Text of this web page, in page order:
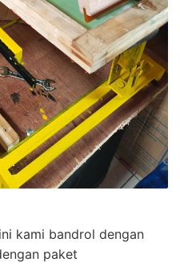
kami bandrol dengan
paket